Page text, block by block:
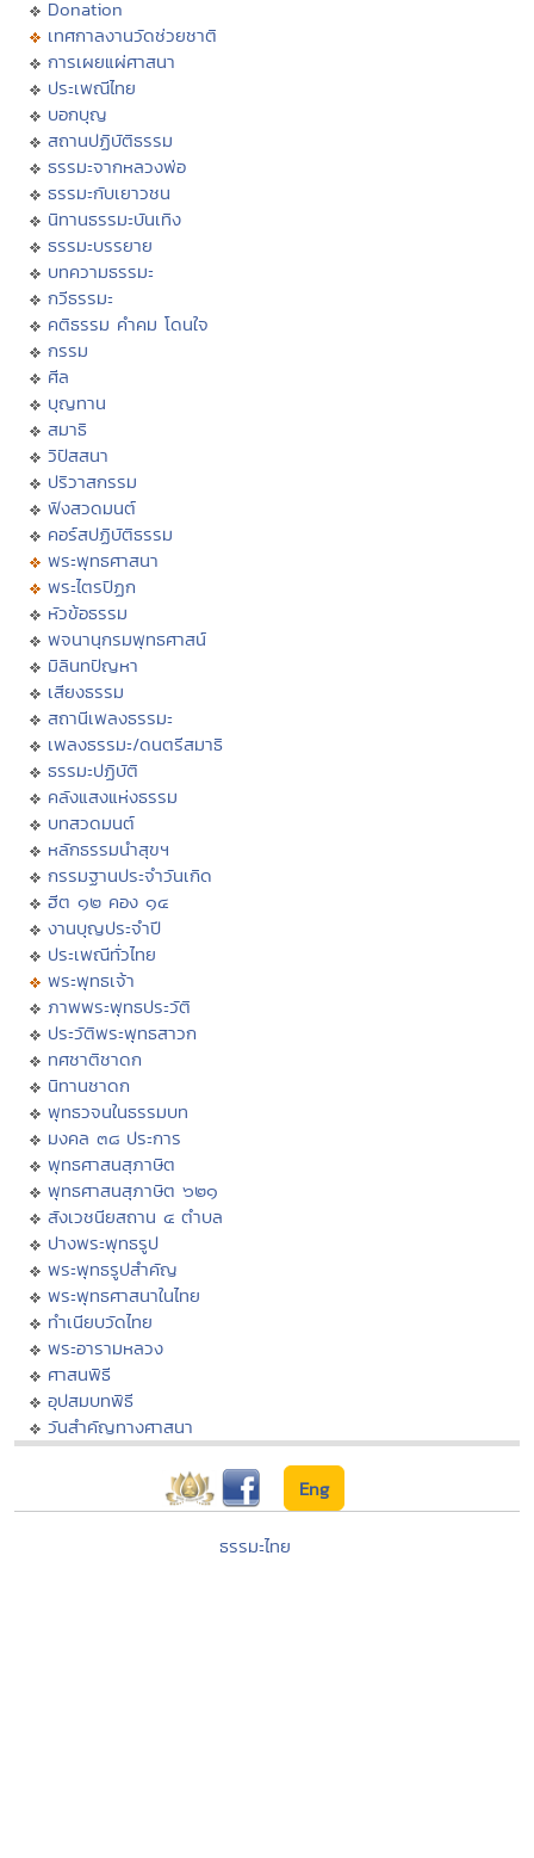
Donation
เทศกาลงานวัดช่วยชาติ
การเผยแผ่ศาสนา
ประเพณีไทย
บอกบุญ
สถานปฏิบัติธรรม
ธรรมะจากหลวงพ่อ
ธรรมะกับเยาวชน
นิทานธรรมะบันเทิง
ธรรมะบรรยาย
บทความธรรมะ
กวีธรรมะ
คติธรรม คำคม โดนใจ
กรรม
ศีล
บุญทาน
สมาธิ
วิปัสสนา
ปริวาสกรรม
ฟังสวดมนต์
คอร์สปฏิบัติธรรม
พระพุทธศาสนา
พระไตรปิฏก
หัวข้อธรรม
พจนานุกรมพุทธศาสน์
มิลินทปัญหา
เสียงธรรม
สถานีเพลงธรรมะ
เพลงธรรมะ/ดนตรีสมาธิ
ธรรมะปฏิบัติ
คลังแสงแห่งธรรม
บทสวดมนต์
หลักธรรมนำสุขฯ
กรรมฐานประจำวันเกิด
ฮีต ๑๒ คอง ๑๔
งานบุญประจำปี
ประเพณีทั่วไทย
พระพุทธเจ้า
ภาพพระพุทธประวัติ
ประวัติพระพุทธสาวก
ทศชาติชาดก
นิทานชาดก
พุทธวจนในธรรมบท
มงคล ๓๘ ประการ
พุทธศาสนสุภาษิต
พุทธศาสนสุภาษิต ๖๒๑
สังเวชนียสถาน ๔ ตำบล
ปางพระพุทธรูป
พระพุทธรูปสำคัญ
พระพุทธศาสนาในไทย
ทำเนียบวัดไทย
พระอารามหลวง
ศาสนพิธี
อุปสมบทพิธี
วันสำคัญทางศาสนา
Eng
ธรรมะไทย